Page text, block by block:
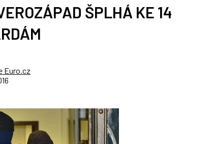
ŠPLHÁ KE 14
Euro.cz